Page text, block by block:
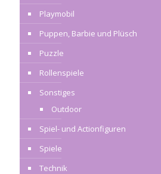
Playmobil
Puppen, Barbie und Plüsch
Puzzle
Rollenspiele
Sonstiges
Outdoor
Spiel- und Actionfiguren
Spiele
Technik